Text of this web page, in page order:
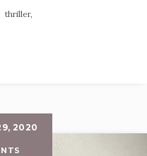
thriller,
2020